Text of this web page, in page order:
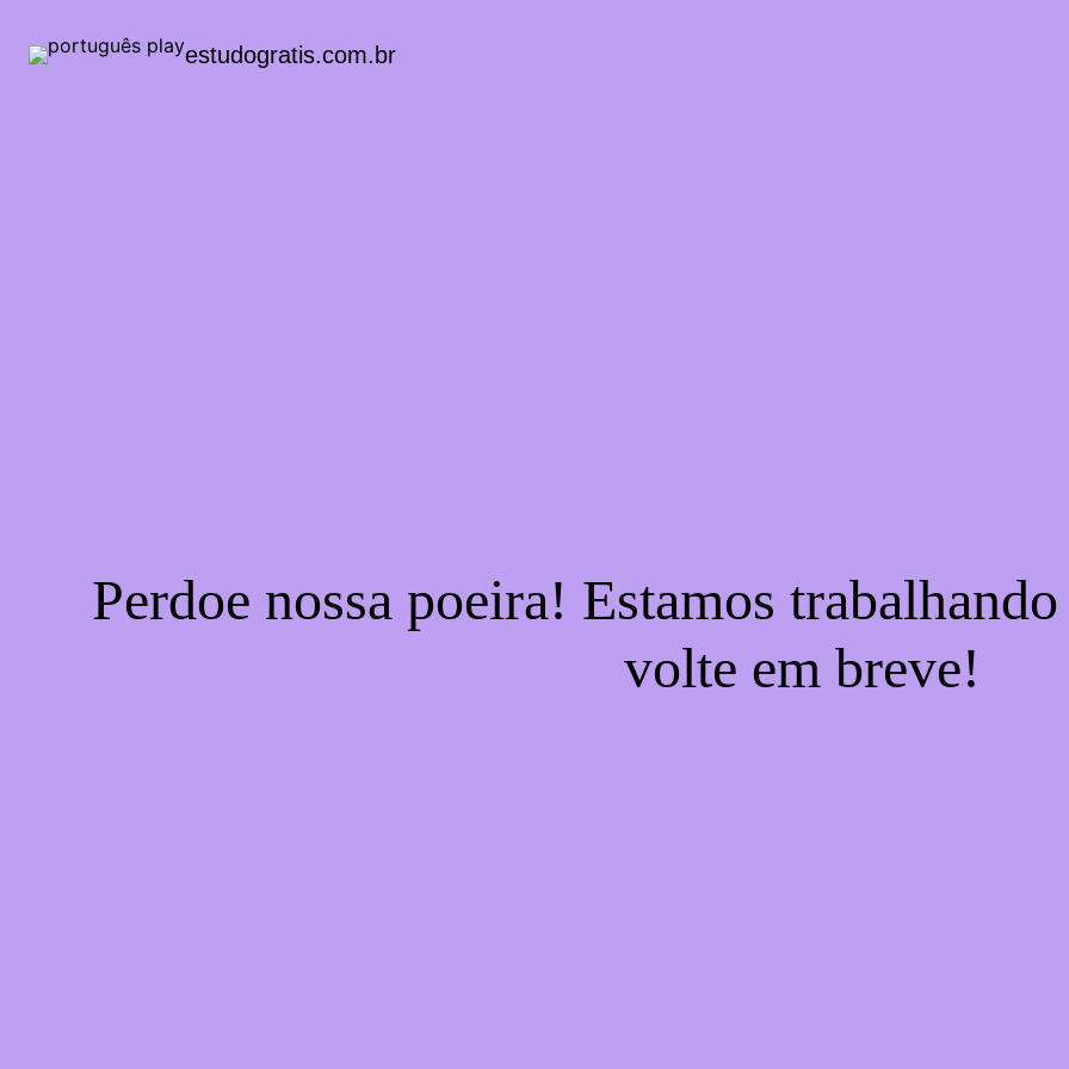
estudogratis.com.br
Perdoe nossa poeira! Estamos
volte em breve!